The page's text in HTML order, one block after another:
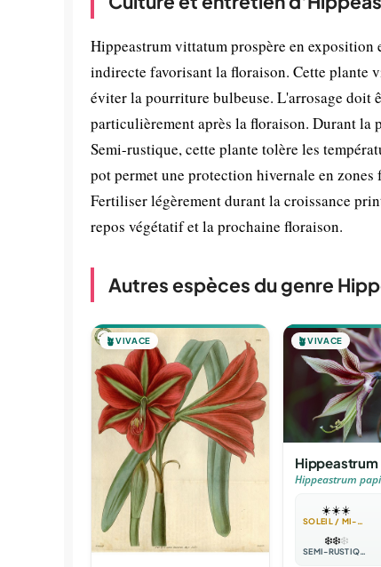
Hippeastrum vittatum prospère en
indirecte favorisant la floraison. Cette plante
éviter la pourriture bulbeuse. L'arrosage doit
particulièrement après la floraison. Durant la
Semi-rustique, cette plante tolère les
pot permet une protection hivernale en
Fertiliser légèrement durant la croissance
repos végétatif et la prochaine floraison.
Autres espèces du genre
🪴VIVACE 🪴VIVACE
Hippeastrum
☀️☀️☀️
SOLEIL / MI-OMBRE
❄️❄️❄️
SEMI-RUSTIQUE